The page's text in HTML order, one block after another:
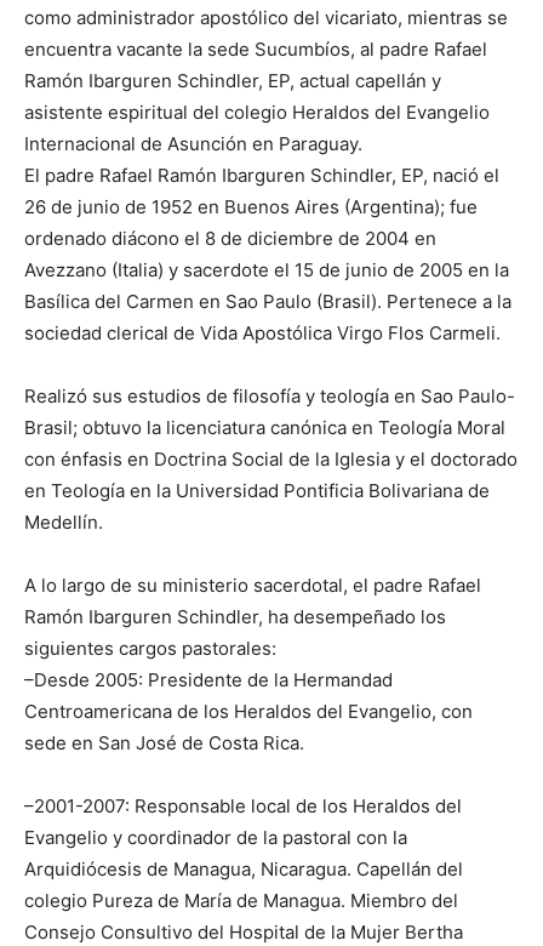
como administrador apostólico del vicariato, mientras se
encuentra vacante la sede Sucumbíos, al padre Rafael
Ramón Ibarguren Schindler, EP, actual capellán y
asistente espiritual del colegio Heraldos del Evangelio
Internacional de Asunción en Paraguay.
El padre Rafael Ramón Ibarguren Schindler, EP, nació el
26 de junio de 1952 en Buenos Aires (Argentina); fue
ordenado diácono el 8 de diciembre de 2004 en
Avezzano (Italia) y sacerdote el 15 de junio de 2005 en la
Basílica del Carmen en Sao Paulo (Brasil). Pertenece a la
sociedad clerical de Vida Apostólica Virgo Flos Carmeli.
Realizó sus estudios de filosofía y teología en Sao Paulo-
Brasil; obtuvo la licenciatura canónica en Teología Moral
con énfasis en Doctrina Social de la Iglesia y el doctorado
en Teología en la Universidad Pontificia Bolivariana de
Medellín.
A lo largo de su ministerio sacerdotal, el padre Rafael
Ramón Ibarguren Schindler, ha desempeñado los
siguientes cargos pastorales:
–Desde 2005: Presidente de la Hermandad
Centroamericana de los Heraldos del Evangelio, con
sede en San José de Costa Rica.
–2001-2007: Responsable local de los Heraldos del
Evangelio y coordinador de la pastoral con la
Arquidiócesis de Managua, Nicaragua. Capellán del
colegio Pureza de María de Managua. Miembro del
Consejo Consultivo del Hospital de la Mujer Bertha